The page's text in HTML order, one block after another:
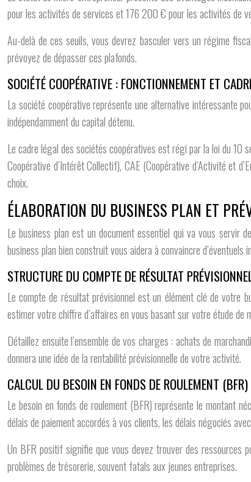
pour les activités de services et 176 200 € pour les activités de
Au-delà de ces seuils, vous devrez basculer vers un régime
prévoyez de dépasser ces plafonds.
SOCIÉTÉ COOPÉRATIVE : FONCTIONNEMENT ET
La société coopérative représente une alternative intéressante
indépendamment du capital détenu.
Le cadre légal des sociétés coopératives est régi par la loi du 10
Coopérative d’Intérêt Collectif), CAE (Coopérative d’Activité et
choix.
ÉLABORATION DU BUSINESS PLAN ET
Le business plan est un document essentiel qui va vous
business plan bien construit vous aidera à convaincre
STRUCTURE DU COMPTE DE RÉSULTAT
Le compte de résultat prévisionnel est un élément clé de votre
estimer votre chiffre d’affaires en vous basant sur votre étude
Détaillez ensuite l’ensemble de vos charges : achats de
donnera une idée de la rentabilité prévisionnelle de votre activité.
CALCUL DU BESOIN EN FONDS DE ROULEMENT (BFR)
Le besoin en fonds de roulement (BFR) représente le montant
délais de paiement accordés à vos clients, les délais négociés
Un BFR positif signifie que vous devez trouver des ressources
problèmes de trésorerie, souvent fatals aux jeunes entreprises.